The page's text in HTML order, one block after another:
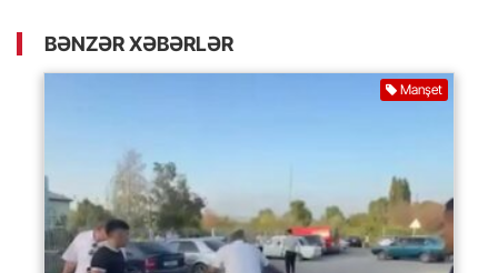
BƏNZƏR XƏBƏRLƏR
Manşet